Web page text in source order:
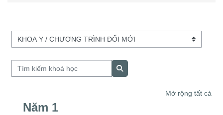
Danh mục khoá học
Tìm kiếm khoá học
Mở rộng tất cả
Năm 1